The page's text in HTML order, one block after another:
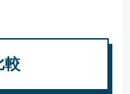
較